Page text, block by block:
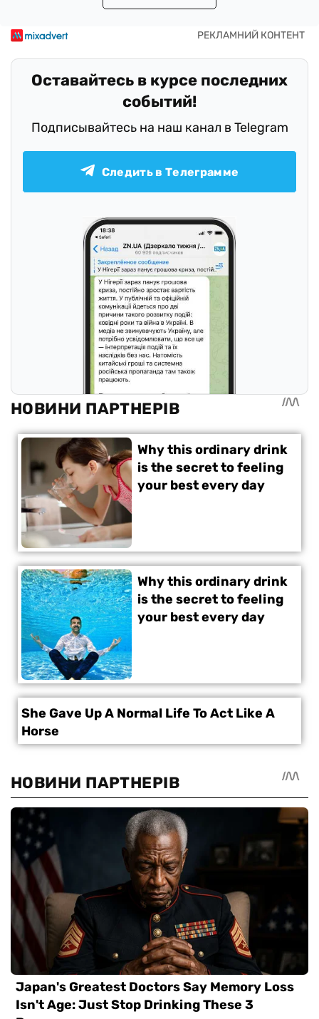
Оставайтесь в курсе последних
событий!
Подписывайтесь на наш канал в Telegram
Следить в Телеграмме